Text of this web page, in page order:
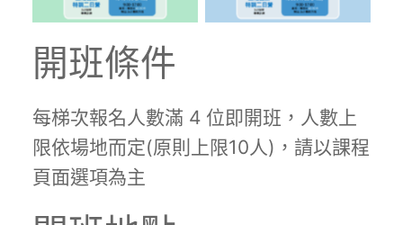
開班條件
每梯次報名人數滿 4 位即開班，人數上
限依場地而定(原則上限10人)，請以課程
頁面選項為主